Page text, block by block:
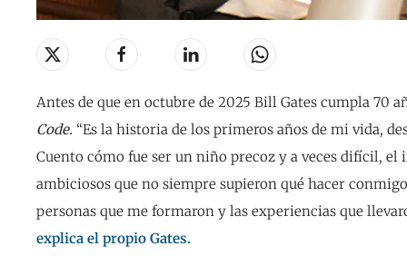
Antes de que en octubre de 2025 Bill Gates cumpla 70
Code. “Es la historia de los primeros años de mi vida,
Cuento cómo fue ser un niño precoz y a veces difícil,
ambiciosos que no siempre supieron qué hacer
personas que me formaron y las experiencias que
explica el propio Gates.